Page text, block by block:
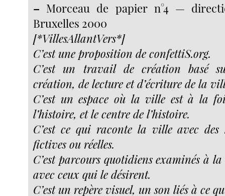
– Morceau de papier n°4 —
Bruxelles 2000
[*VillesAllantVers*]
C’est une proposition de confettiS.org.
C’est un travail de création basé
création, de lecture et d’écriture de la
C’est un espace où la ville est à la
l’histoire, et le centre de l’histoire.
C’est ce qui raconte la ville avec des
fictives ou réelles.
C’est parcours quotidiens examinés à
avec ceux qui le désirent.
C’est un repère visuel, un son liés à ce